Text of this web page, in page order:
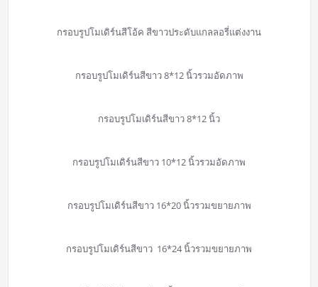
กรอบรูปโมเดิร์นสีโอ้ค สีขาวประดับแกลลอรี่แต่งงาน
กรอบรูปโมเดิร์นสีขาว 8*12 นิ้วรวมอัดภาพ
กรอบรูปโมเดิร์นสีขาว 8*12 นิ้ว
กรอบรูปโมเดิร์นสีขาว 10*12 นิ้วรวมอัดภาพ
กรอบรูปโมเดิร์นสีขาว 16*20 นิ้วรวมขยายภาพ
กรอบรูปโมเดิร์นสีขาว 16*24 นิ้วรวมขยายภาพ